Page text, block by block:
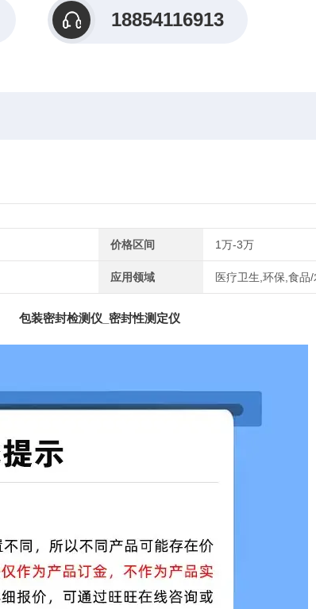
18854116913
价格区间 1万-3万
应用领域 医疗卫生,环保,食品
包装密封检测仪_密封性测定仪